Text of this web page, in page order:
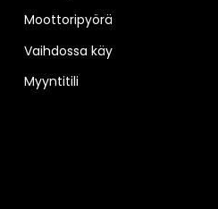
Moottoripyörä
Vaihdossa käy
Myyntitili